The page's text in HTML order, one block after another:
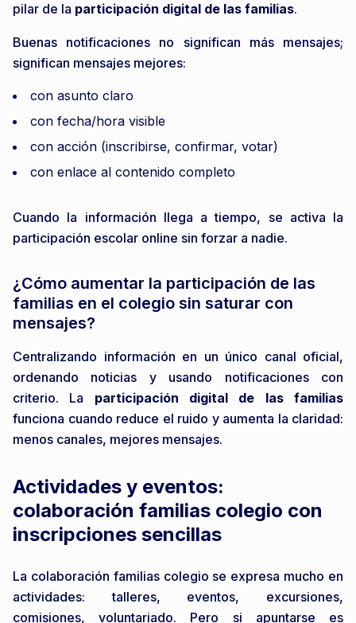
pilar de la participación digital de las familias.
Buenas notificaciones no significan más mensajes;
significan mensajes mejores:
con asunto claro
con fecha/hora visible
con acción (inscribirse, confirmar, votar)
con enlace al contenido completo
Cuando la información llega a tiempo, se activa la
participación escolar online sin forzar a nadie.
¿Cómo aumentar la participación de las
familias en el colegio sin saturar con
mensajes?
Centralizando información en un único canal oficial,
ordenando noticias y usando notificaciones con
criterio. La participación digital de las familias
funciona cuando reduce el ruido y aumenta la claridad:
menos canales, mejores mensajes.
Actividades y eventos:
colaboración familias colegio con
inscripciones sencillas
La colaboración familias colegio se expresa mucho en
actividades: talleres, eventos, excursiones,
comisiones, voluntariado. Pero si apuntarse es